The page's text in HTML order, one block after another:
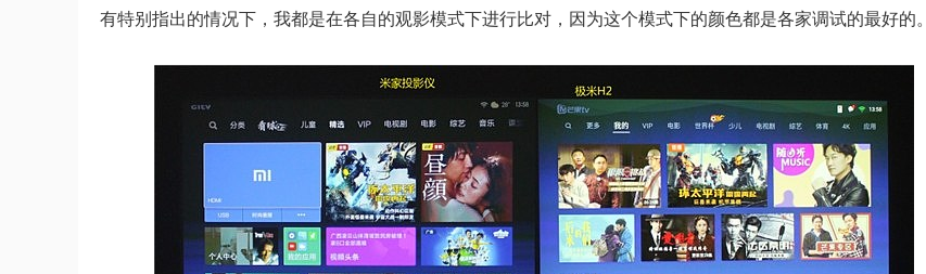
有特别指出的情况下，我都是在各自的观影模式下进行比对，因为这个模式下的颜色都是各家调试的最好的。